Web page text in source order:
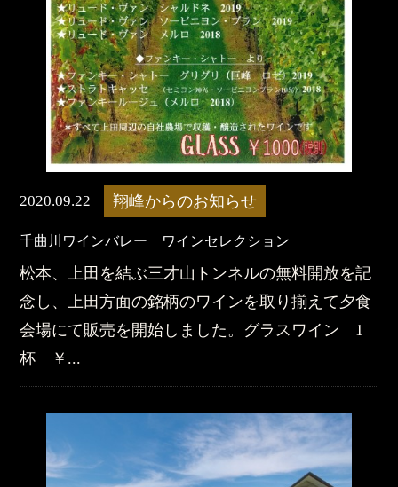
2020.09.22 翔峰からのお知らせ
​千曲川ワインバレー ワインセレクション
松本、上田を結ぶ三才山トンネルの無料開放を記
念し、上田方面の銘柄のワインを取り揃えて夕食
会場にて販売を開始しました。グラスワイン 1
杯 ￥...